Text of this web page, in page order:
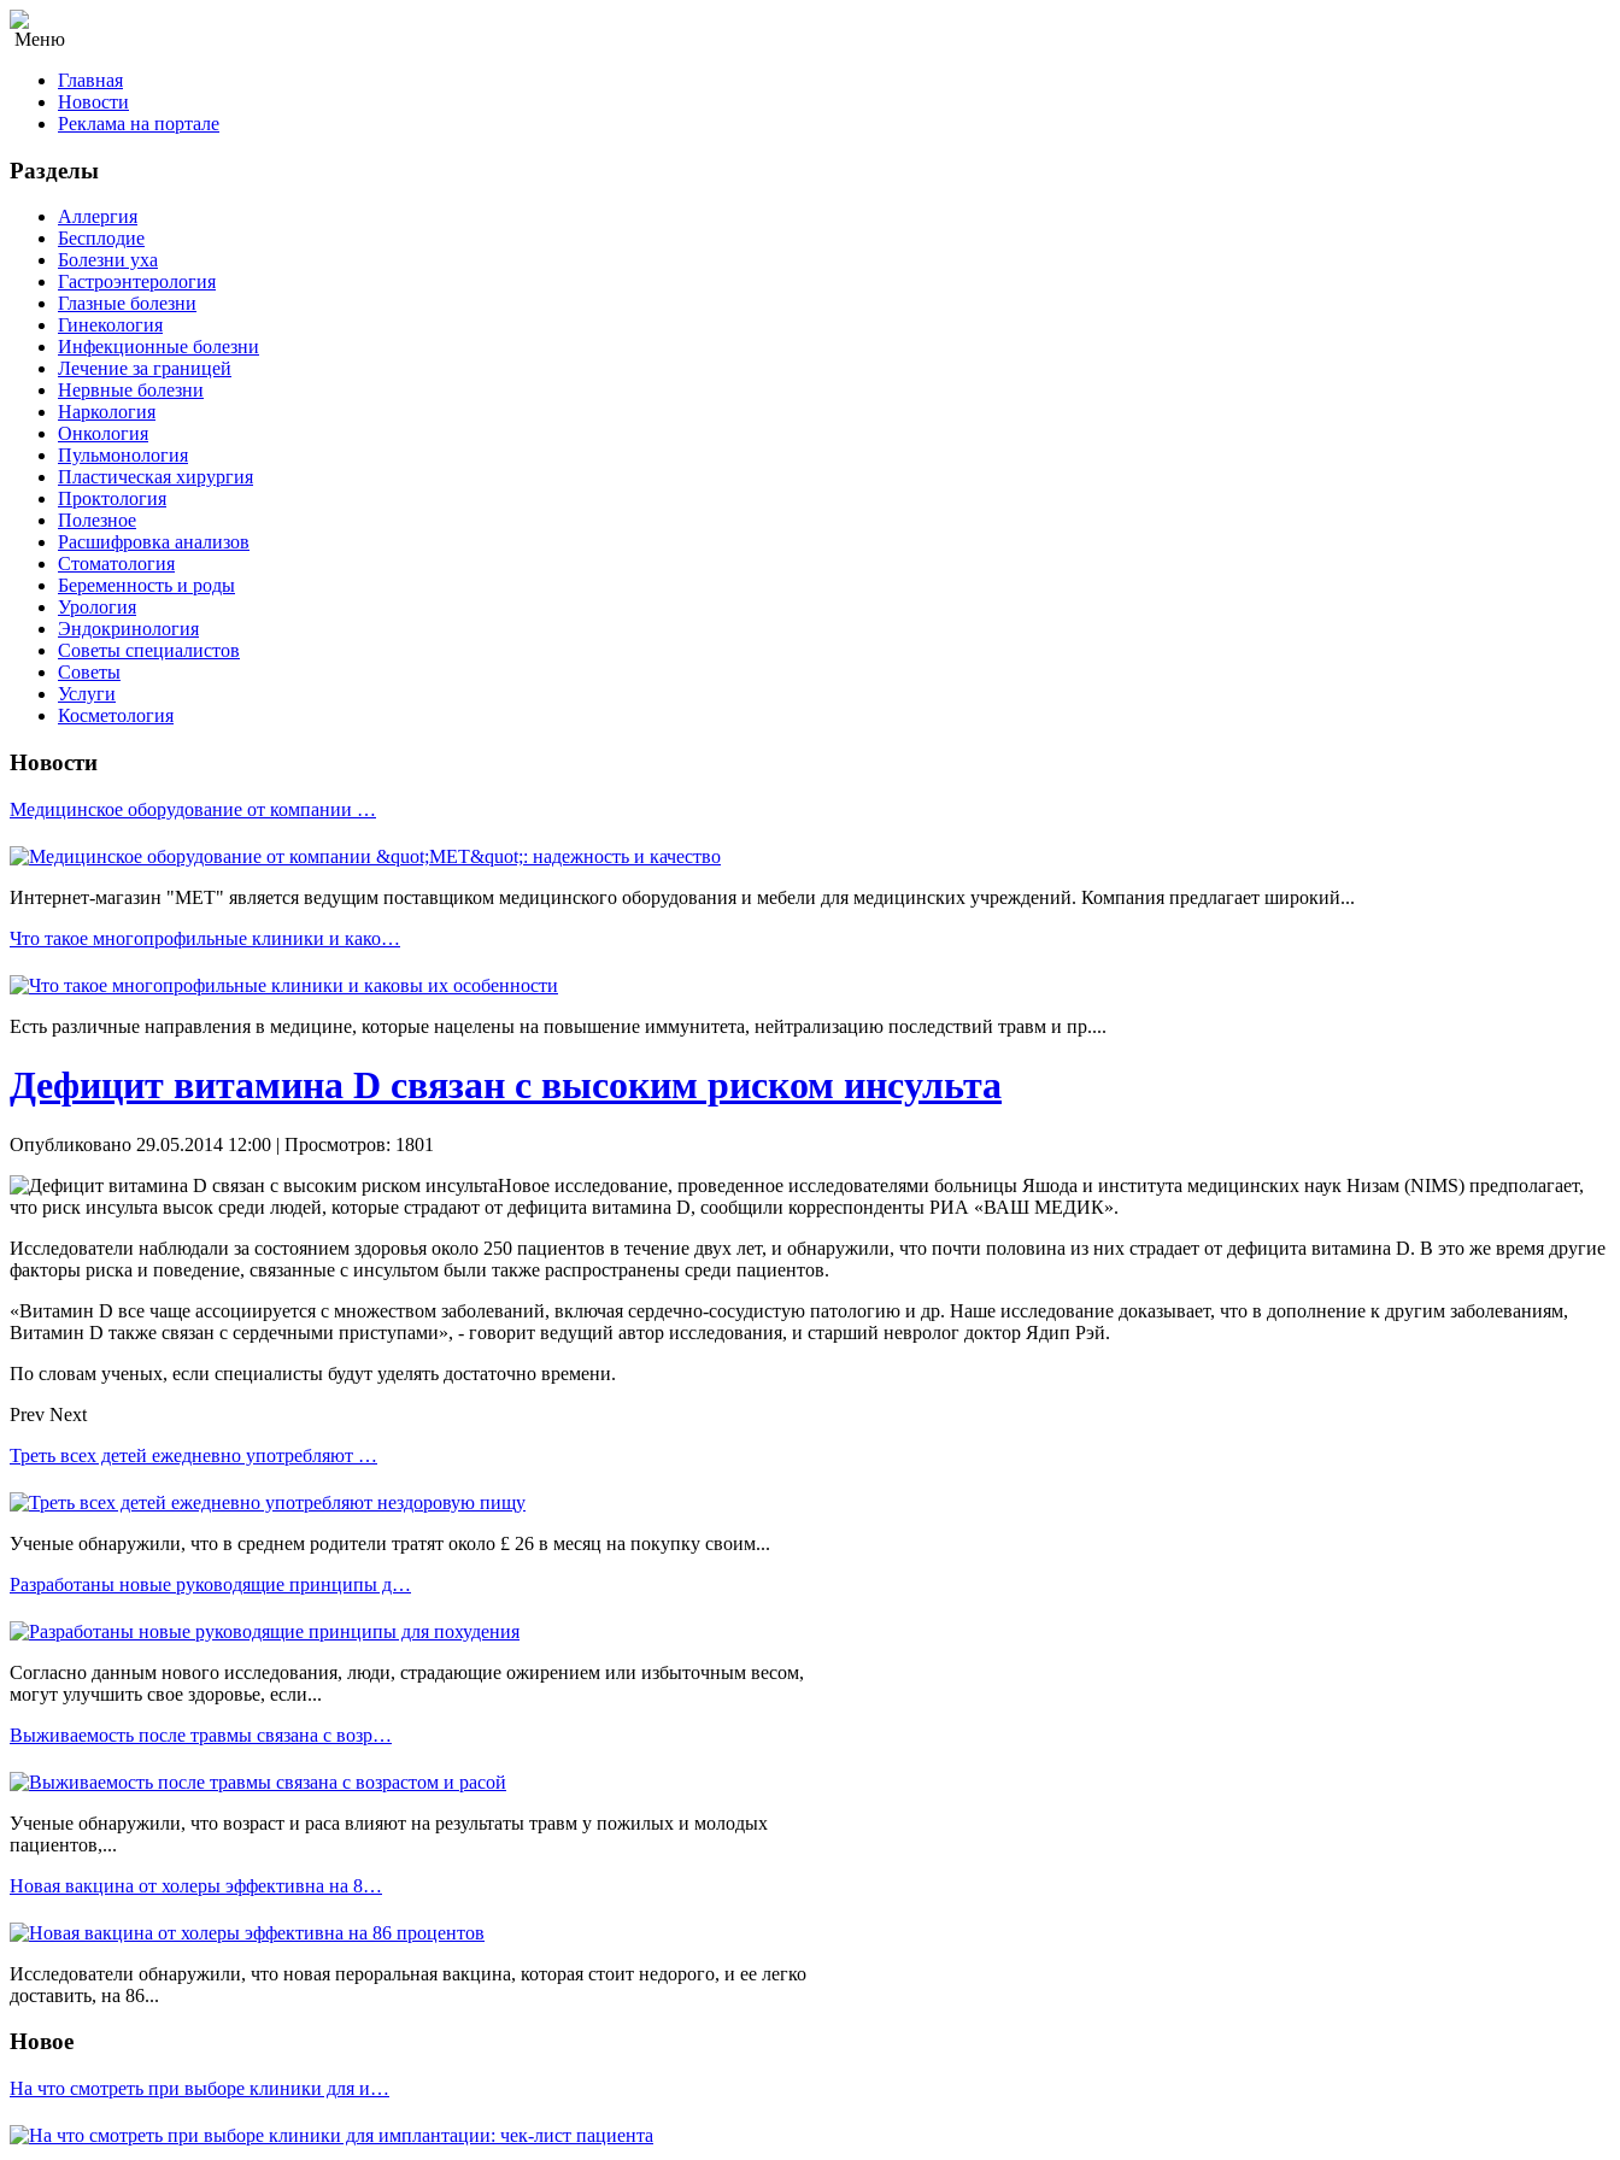
Меню
Главная
Новости
Реклама на портале
Разделы
Аллергия
Бесплодие
Болезни уха
Гастроэнтерология
Глазные болезни
Гинекология
Инфекционные болезни
Лечение за границей
Нервные болезни
Наркология
Онкология
Пульмонология
Пластическая хирургия
Проктология
Полезное
Расшифровка анализов
Стоматология
Беременность и роды
Урология
Эндокринология
Советы специалистов
Советы
Услуги
Косметология
Новости
Медицинское оборудование от компании …
Интернет-магазин "МЕТ" является ведущим поставщиком медицинского оборудования и мебели для медицинских учреждений. Компания предлагает широкий...
Что такое многопрофильные клиники и како…
Есть различные направления в медицине, которые нацелены на повышение иммунитета, нейтрализацию последствий травм и пр....
Дефицит витамина D связан с высоким риском инсульта
Опубликовано 29.05.2014 12:00 | Просмотров: 1801
Новое исследование, проведенное исследователями больницы Яшода и института медицинских наук Низам (NIMS) предполагает,
что риск инсульта высок среди людей, которые страдают от дефицита витамина D, сообщили корреспонденты РИА «ВАШ МЕДИК».
Исследователи наблюдали за состоянием здоровья около 250 пациентов в течение двух лет, и обнаружили, что почти половина из них страдает от дефицита витамина D. В это же время другие
факторы риска и поведение, связанные с инсультом были также распространены среди пациентов.
«Витамин D все чаще ассоциируется с множеством заболеваний, включая сердечно-сосудистую патологию и др. Наше исследование доказывает, что в дополнение к другим заболеваниям,
Витамин D также связан с сердечными приступами», - говорит ведущий автор исследования, и старший невролог доктор Ядип Рэй.
По словам ученых, если специалисты будут уделять достаточно времени.
Prev Next
Треть всех детей ежедневно употребляют …
Ученые обнаружили, что в среднем родители тратят около £ 26 в месяц на покупку своим...
Разработаны новые руководящие принципы д…
Согласно данным нового исследования, люди, страдающие ожирением или избыточным весом,
могут улучшить свое здоровье, если...
Выживаемость после травмы связана с возр…
Ученые обнаружили, что возраст и раса влияют на результаты травм у пожилых и молодых
пациентов,...
Новая вакцина от холеры эффективна на 8…
Исследователи обнаружили, что новая пероральная вакцина, которая стоит недорого, и ее легко
доставить, на 86...
Новое
На что смотреть при выборе клиники для и…